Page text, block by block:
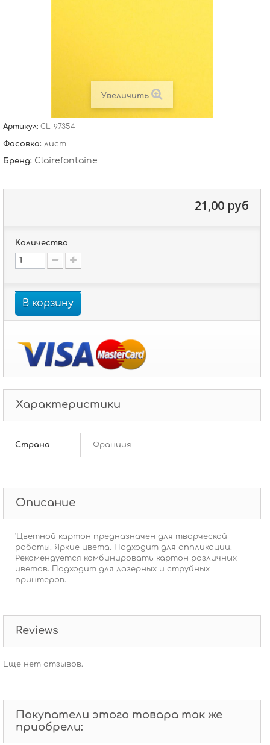
Увеличить
Артикул: CL-97354
Фасовка: лист
Бренд: Clairefontaine
21,00 руб
Количество
В корзину
Характеристики
Страна Франция
Описание
'Цветной картон предназначен для творческой
работы. Яркие цвета. Подходит для аппликации.
Рекомендуется комбинировать картон различных
цветов. Подходит для лазерных и струйных
принтеров.
Reviews
Еще нет отзывов.
Покупатели этого товара так же
приобрели: